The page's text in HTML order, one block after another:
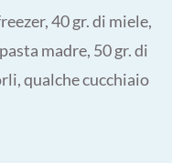
40 gr. di miele,
madre, 50 gr. di
qualche cucchiaio